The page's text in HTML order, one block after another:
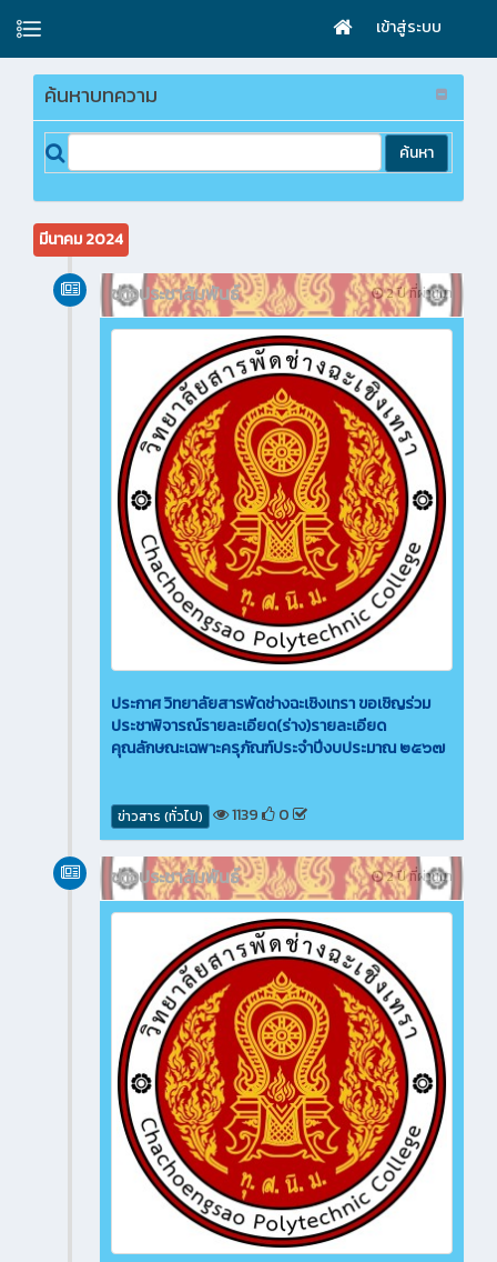
เข้าสู่ระบบ
ค้นหาบทความ
มีนาคม 2024
2 ปี ที่ผ่านมา
ข่าวประชาสัมพันธ์
ประกาศ วิทยาลัยสารพัดช่างฉะเชิงเทรา ขอเชิญร่วม
ประชาพิจารณ์รายละเอียด(ร่าง)รายละเอียด
คุณลักษณะเฉพาะครุภัณฑ์ประจำปีงบประมาณ ๒๕๖๗
ข่าวสาร (ทั่วไป) 1139 0
2 ปี ที่ผ่านมา
ข่าวประชาสัมพันธ์